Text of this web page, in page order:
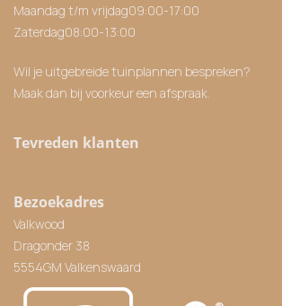
Maandag t/m vrijdag09:00-17:00
Zaterdag08:00-13:00
Wil je uitgebreide tuinplannen bespreken?
Maak dan bij voorkeur een afspraak.
Tevreden klanten
Bezoekadres
Valkwood
Dragonder 38
5554GM Valkenswaard